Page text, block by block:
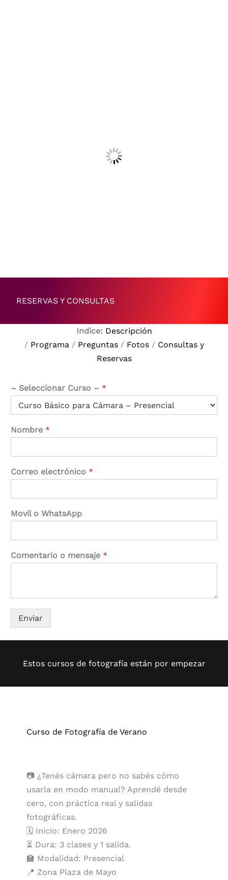
RESERVAS Y CONSULTAS
Indice: Descripción
/ Programa/ Preguntas/ Fotos/ Consultas y
Reservas
– Seleccionar Curso – *
Nombre *
Correo electrónico *
Movil o WhatsApp
Comentario o mensaje *
Enviar
Estos cursos de fotografía están por empezar
Curso de Fotografía de Verano
📷 ¿Tenés cámara pero no sabés cómo
usarla en modo manual? Aprendé desde
cero, con práctica real y salidas
fotográficas.
🗓️ Inicio: Enero 2026
⏳ Dura: 3 clases y 1 salida.
🏫 Modalidad: Presencial
📍 Zona Plaza de Mayo